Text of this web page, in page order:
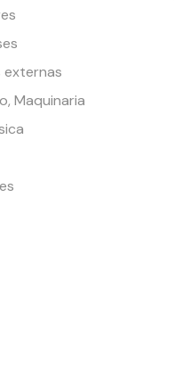
externas
Maquinaria